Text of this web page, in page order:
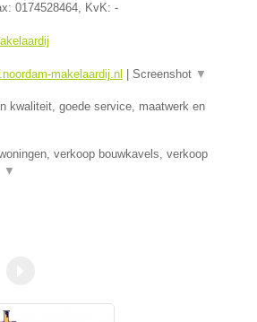
0174528464, KvK: -
makelaardij.nl Screenshot ▼
kwaliteit, goede service, maatwerk en
verkoop bouwkavels, verkoop
▼